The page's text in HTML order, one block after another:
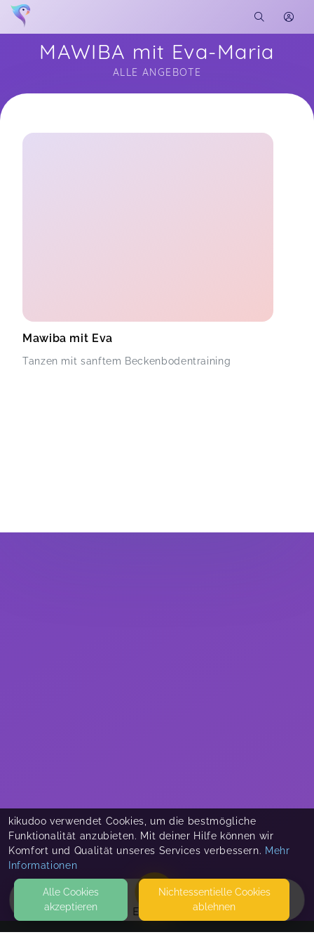
EVENTS
MAWIBA mit Eva-Maria
ALLE ANGEBOTE
Soon you will learn more about me here...
Mawiba mit Eva
Tanzen mit sanftem Beckenbodentraining
kikudoo verwendet Cookies, um die bestmögliche
Funktionalität anzubieten. Mit deiner Hilfe können wir
Komfort und Qualität unseres Services verbessern. Mehr
Informationen
Alle Cookies
akzeptieren
Nicht­essentielle Cookies
ablehnen